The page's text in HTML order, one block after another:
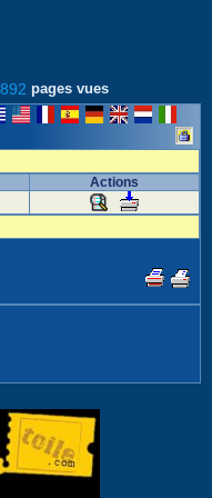
pages vues
Actions